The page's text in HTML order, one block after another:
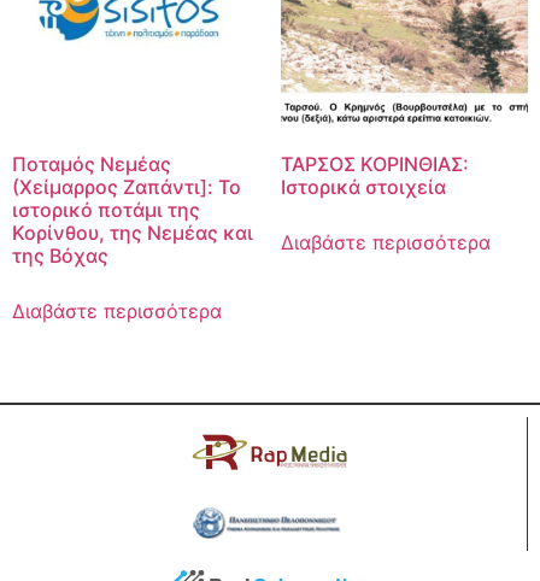
Ποταμός Νεμέας
(Χείμαρρος Ζαπάντι]: Το
ιστορικό ποτάμι της
Κορίνθου, της Νεμέας και
της Βόχας
Διαβάστε περισσότερα
ΤΑΡΣΟΣ ΚΟΡΙΝΘΙΑΣ:
Ιστορικά στοιχεία
Διαβάστε περισσότερα